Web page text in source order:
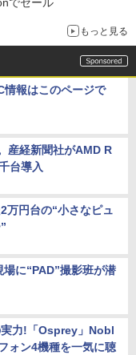
もっと見る
情報はこのページで
産経新聞社がAMD R
台導入
万円台の“小さなピュ
場に“PAD”撮影班が潜
力!「Osprey」Nobl
ォン4機種を一気に聴